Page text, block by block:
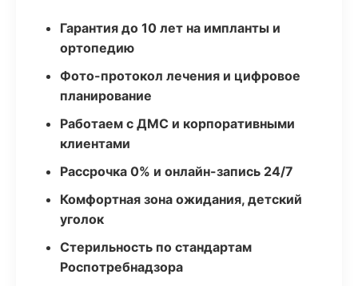
Гарантия до 10 лет на импланты и
ортопедию
Фото-протокол лечения и цифровое
планирование
Работаем с ДМС и корпоративными
клиентами
Рассрочка 0% и онлайн-запись 24/7
Комфортная зона ожидания, детский
уголок
Стерильность по стандартам
Роспотребнадзора